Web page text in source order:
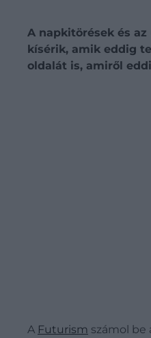
A napkitörések és
kísérik, amik eddig
oldalát is, amiről
A Futurism számol be